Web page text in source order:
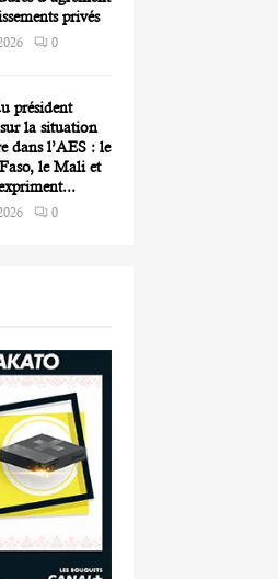
privés
0
président
la situation
dans l’AES : le
le Mali et
0